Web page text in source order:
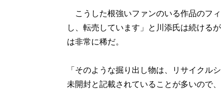
こうした根強いファンのいる作品のフ
し、転売しています」と川添氏は続ける
は非常に稀だ。
「そのような掘り出し物は、リサイクル
未開封と記載されていることが多いので